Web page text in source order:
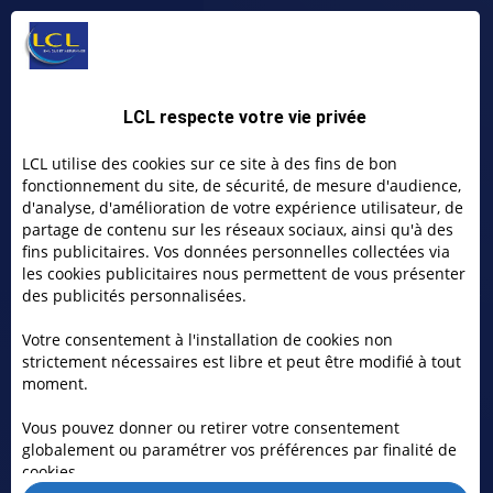
Avec Care
Entrepreneurs, libérez
votre esprit
d’entreprendre
Être entrepreneur, c’est une aventure passionnante !
Entre les défis professionnels à relever, et les réalités
particulièrement lourde.
Avec les partenaires de Care Entrepreneurs, LCL
propose un dispositif desoutien concret et
personnalisé.
LCL respecte votre vie privée
LCL utilise des cookies sur ce site à des fins de bon
fonctionnement du site, de sécurité, de mesure d'audience,
d'analyse, d'amélioration de votre expérience utilisateur, de
partage de contenu sur les réseaux sociaux, ainsi qu'à des
fins publicitaires. Vos données personnelles collectées via
les cookies publicitaires nous permettent de vous présenter
des publicités personnalisées.
Votre consentement à l'installation de cookies non
strictement nécessaires est libre et peut être modifié à tout
moment.
Vous pouvez donner ou retirer votre consentement
globalement ou paramétrer vos préférences par finalité de
cookies.